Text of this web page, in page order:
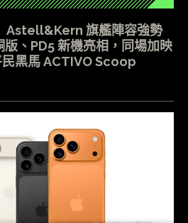
Astell&Kern 旗艦陣容強勢
、PD5 新機亮相，同場加映
民黑馬 ACTIVO Scoop